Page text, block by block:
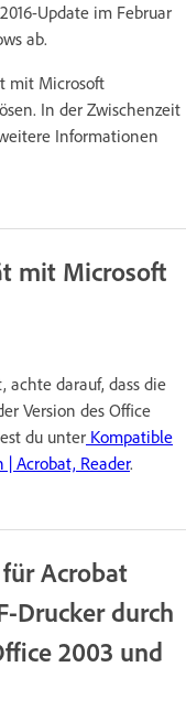
Update im Februar
ab.
mit Microsoft
In der Zwischenzeit
Informationen
mit Microsoft
achte darauf, dass die
Version des Office
du unter Kompatible
Acrobat, Reader.
Acrobat
Drucker durch
2003 und